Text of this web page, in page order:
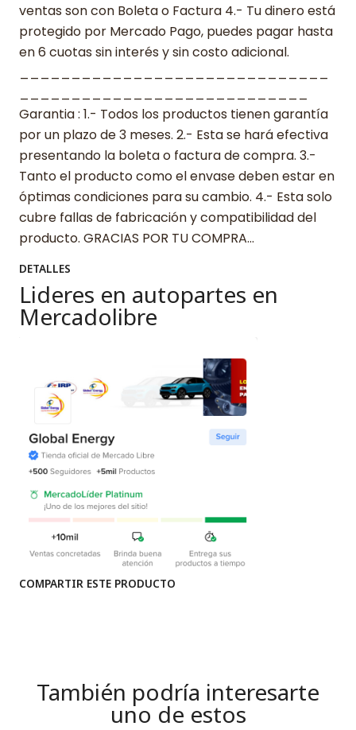
ventas son con Boleta o Factura 4.- Tu dinero está
protegido por Mercado Pago, puedes pagar hasta
en 6 cuotas sin interés y sin costo adicional.
Garantia : 1.- Todos los productos tienen garantía
por un plazo de 3 meses. 2.- Esta se hará efectiva
presentando la boleta o factura de compra. 3.-
Tanto el producto como el envase deben estar en
óptimas condiciones para su cambio. 4.- Esta solo
cubre fallas de fabricación y compatibilidad del
producto. GRACIAS POR TU COMPRA…
DETALLES
Lideres en autopartes en
Mercadolibre
COMPARTIR ESTE PRODUCTO
También podría interesarte
uno de estos